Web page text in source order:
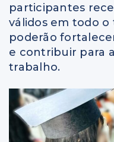
participantes
válidos em todo
poderão
e contribuir para
trabalho.